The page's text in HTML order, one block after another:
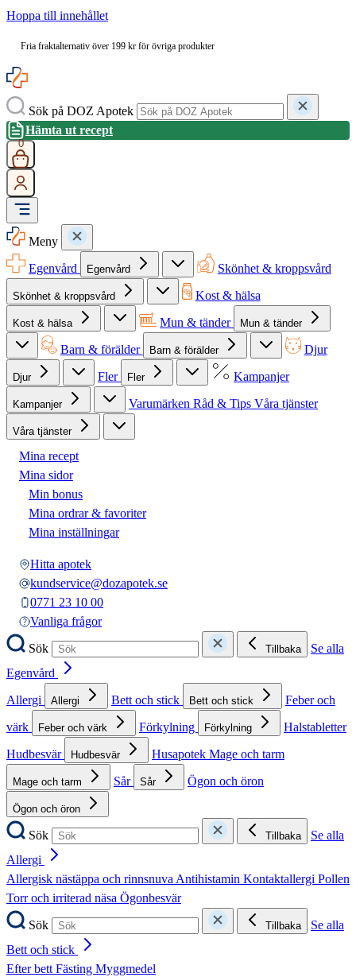
Hoppa till innehållet
Fria fraktalternativ över 199 kr för övriga produkter
Sök på DOZ Apotek
Hämta ut recept
0
Meny
Egenvård
Egenvård Skönhet & kroppsvård
Skönhet & kroppsvård Kost & hälsa
Kost & hälsa Mun & tänder Mun & tänder
Barn & förälder Barn & förälder Djur
Djur Fler Fler Kampanjer
Kampanjer Varumärken Råd & Tips Våra tjänster
Våra tjänster
Mina recept
Mina sidor
Min bonus
Mina ordrar & favoriter
Mina inställningar
Hitta apotek
kundservice@dozapotek.se
0771 23 10 00
Vanliga frågor
Sök
Tillbaka
Se alla
Egenvård
Allergi
Allergi Bett och stick Bett och stick
Feber och
värk
Feber och värk Förkylning Förkylning
Halstabletter
Hudbesvär
Hudbesvär Husapotek Mage och tarm
Mage och tarm Sår Sår Ögon och öron
Ögon och öron
Sök Tillbaka
Se alla
Allergi
Allergisk nästäppa och rinnsnuvaAntihistamin Kontaktallergi Pollen
Torr och irriterad näsa Ögonbesvär
Sök
Tillbaka
Se alla
Bett och stick
Efter bettFästing Myggmedel